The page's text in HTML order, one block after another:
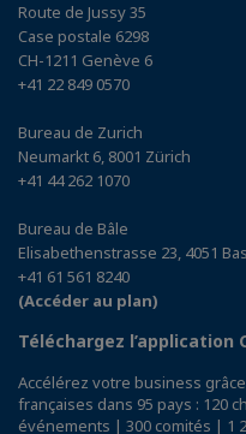
Route de Jussy 35
Case postale 6298
CH-1211 Genève 6
+41 22 849 0570
Bureau de Zurich
Neumarkt 6, 8001 Zürich
+41 44 262 1070
Bureau de Bâle
Elisabethenstrasse 23, 4051
+41 61 561 8240
(Accéder au plan)
Téléchargez l’application
Accélérez votre business
françaises dans 95 pays : 120
événements | 300 comités | 1